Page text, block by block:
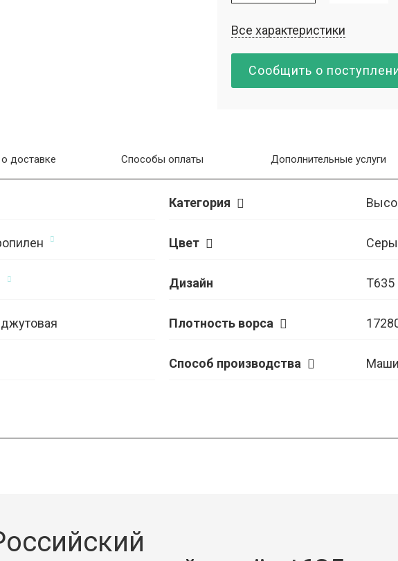
Все характеристики
Сообщить о
Категория
Цвет
Дизайн T635
Плотность ворса
Способ производства
доставке Способы оплаты Дополнительные услуги